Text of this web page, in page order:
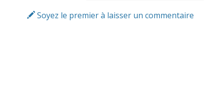
Soyez le premier à laisser un commentaire